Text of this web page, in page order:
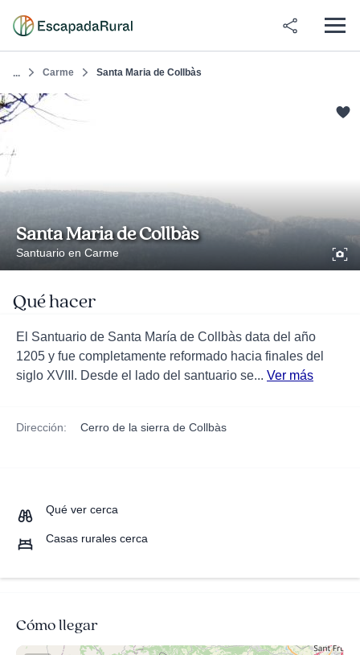
... Carme Santa Maria de Collbàs
Santa Maria de Collbàs
Santuario en Carme
Qué hacer
El Santuario de Santa María de Collbàs data del año
1205 y fue completamente reformado hacia finales del
siglo XVIII. Desde el lado del santuario se... Ver más
Dirección: Cerro de la sierra de Collbàs
Qué ver cerca
Casas rurales cerca
Cómo llegar